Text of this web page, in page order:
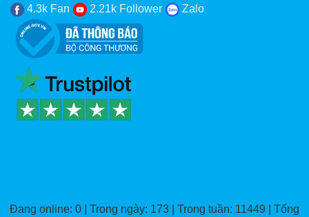
4.3k Fan 2.21k Follower Zalo
Đang online: 0 | Trong ngày: 173 | Trong tuần: 11449 | Tổng